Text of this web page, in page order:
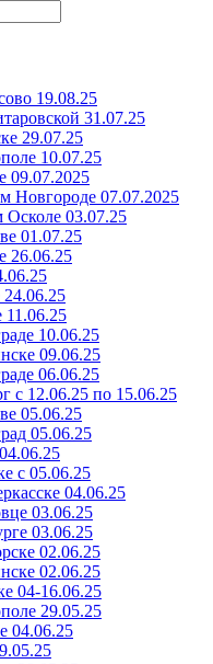
19.08.25
31.07.25
29.07.25
10.07.25
09.07.2025
Новгороде 07.07.2025
Осколе 03.07.25
01.07.25
26.06.25
24.06.25
11.06.25
10.06.25
09.06.25
06.06.25
с 12.06.25 по 15.06.25
05.06.25
05.06.25
с 05.06.25
04.06.25
03.06.25
03.06.25
02.06.25
02.06.25
04-16.06.25
29.05.25
04.06.25